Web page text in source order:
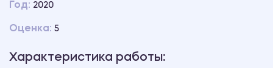
Год: 2020
Оценка: 5
Характеристика работы: